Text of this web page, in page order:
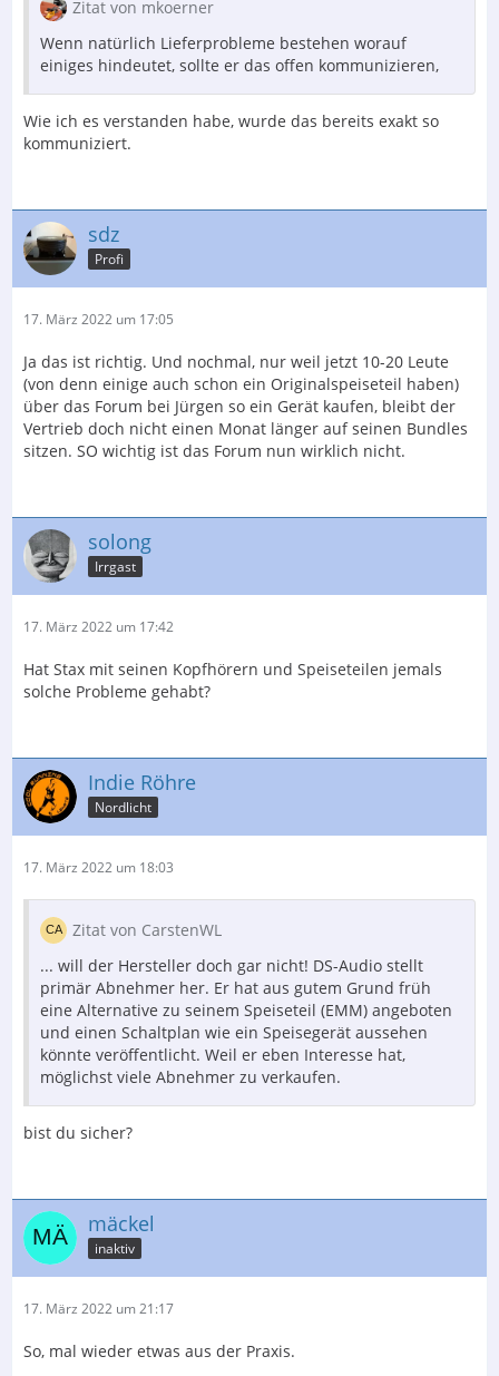
Zitat von mkoerner
Wenn natürlich Lieferprobleme bestehen worauf
einiges hindeutet, sollte er das offen kommunizieren,
Wie ich es verstanden habe, wurde das bereits exakt so
kommuniziert.
sdz
Profi
17. März 2022 um 17:05
Ja das ist richtig. Und nochmal, nur weil jetzt 10-20 Leute
(von denn einige auch schon ein Originalspeiseteil haben)
über das Forum bei Jürgen so ein Gerät kaufen, bleibt der
Vertrieb doch nicht einen Monat länger auf seinen Bundles
sitzen. SO wichtig ist das Forum nun wirklich nicht.
solong
Irrgast
17. März 2022 um 17:42
Hat Stax mit seinen Kopfhörern und Speiseteilen jemals
solche Probleme gehabt?
Indie Röhre
Nordlicht
17. März 2022 um 18:03
Zitat von CarstenWL
... will der Hersteller doch gar nicht! DS-Audio stellt
primär Abnehmer her. Er hat aus gutem Grund früh
eine Alternative zu seinem Speiseteil (EMM) angeboten
und einen Schaltplan wie ein Speisegerät aussehen
könnte veröffentlicht. Weil er eben Interesse hat,
möglichst viele Abnehmer zu verkaufen.
bist du sicher?
mäckel
inaktiv
17. März 2022 um 21:17
So, mal wieder etwas aus der Praxis.